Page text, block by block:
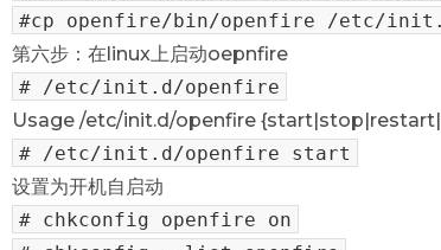
#cp openfire/bin/openfire /etc/
第六步：在linux上启动oepnfire
# /etc/init.d/openfire
Usage /etc/init.d/openfire
# /etc/init.d/openfire start
设置为开机自启动
# chkconfig openfire on